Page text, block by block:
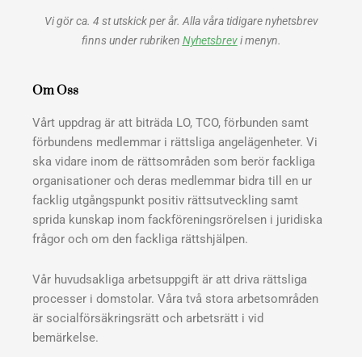
Vi gör ca. 4 st utskick per år. Alla våra tidigare nyhetsbrev
finns under rubriken Nyhetsbrevi menyn.
Om Oss
Vårt uppdrag är att biträda LO, TCO, förbunden samt
förbundens medlemmar i rättsliga angelägenheter. Vi
ska vidare inom de rättsområden som berör fackliga
organisationer och deras medlemmar bidra till en ur
facklig utgångspunkt positiv rättsutveckling samt
sprida kunskap inom fackföreningsrörelsen i juridiska
frågor och om den fackliga rättshjälpen.
Vår huvudsakliga arbetsuppgift är att driva rättsliga
processer i domstolar. Våra två stora arbetsområden
är socialförsäkringsrätt och arbetsrätt i vid
bemärkelse.